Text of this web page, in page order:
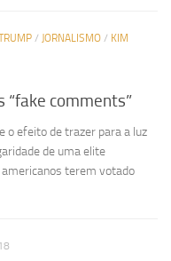
/ JORNALISMO / KIM
“fake comments”
o efeito de trazer para a luz
de uma elite
terem votado